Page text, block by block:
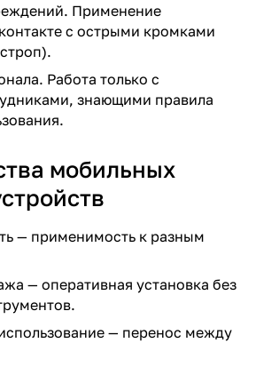
Применение
с острыми кромками
Работа только с
знающими правила
мобильных
— применимость к разным
— оперативная установка без
— перенос между